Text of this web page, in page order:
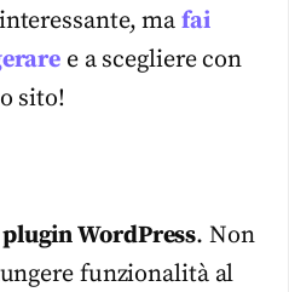
mafai
e a scegliere con
sito!
WordPress. Non
funzionalità al